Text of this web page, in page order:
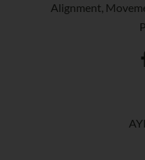
Alignment,